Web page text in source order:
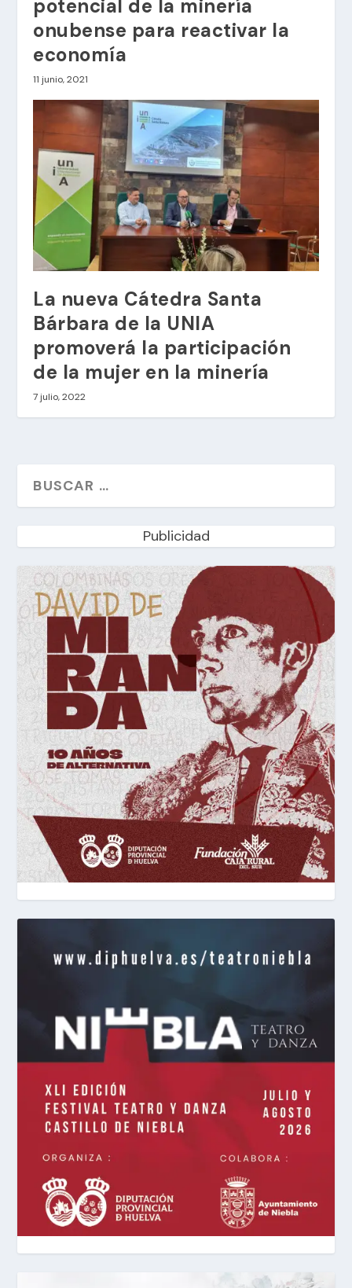
potencial de la minería
onubense para reactivar la
economía
11 junio, 2021
La nueva Cátedra Santa
Bárbara de la UNIA
promoverá la participación
de la mujer en la minería
7 julio, 2022
Publicidad